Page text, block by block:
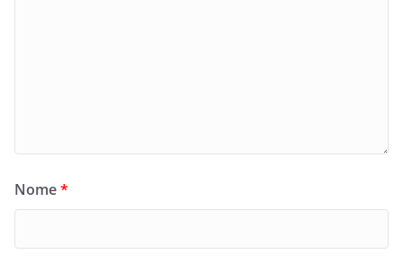
Nome*